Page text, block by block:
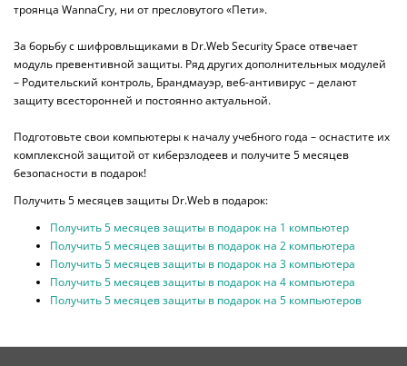
троянца WannaCry, ни от пресловутого «Пети».
За борьбу с шифровльщиками в Dr.Web Security Space отвечает
модуль превентивной защиты. Ряд других дополнительных модулей
– Родительский контроль, Брандмауэр, веб-антивирус – делают
защиту всесторонней и постоянно актуальной.
Подготовьте свои компьютеры к началу учебного года – оснастите их
комплексной защитой от киберзлодеев и получите 5 месяцев
безопасности в подарок!
Получить 5 месяцев защиты Dr.Web в подарок:
Получить 5 месяцев защиты в подарок на 1 компьютер
Получить 5 месяцев защиты в подарок на 2 компьютера
Получить 5 месяцев защиты в подарок на 3 компьютера
Получить 5 месяцев защиты в подарок на 4 компьютера
Получить 5 месяцев защиты в подарок на 5 компьютеров